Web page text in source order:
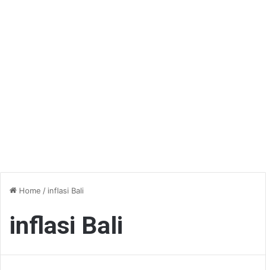
Home / inflasi Bali
inflasi Bali